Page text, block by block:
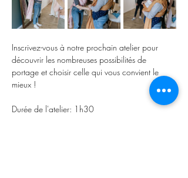
Inscrivez-vous à notre prochain atelier pour
découvrir les nombreuses possibilités de
portage et choisir celle qui vous convient le
mieux !
Durée de l'atelier: 1h30